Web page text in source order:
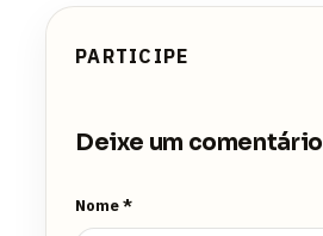
PARTICIPE
Deixe um comentário
Nome *